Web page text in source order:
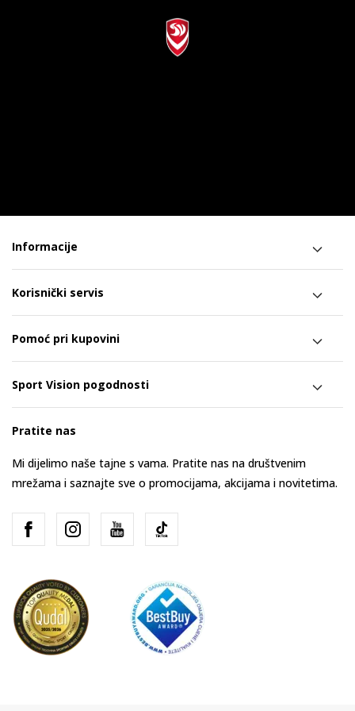
Informacije
Korisnički servis
Pomoć pri kupovini
Sport Vision pogodnosti
Pratite nas
Mi dijelimo naše tajne s vama. Pratite nas na društvenim
mrežama i saznajte sve o promocijama, akcijama i novitetima.